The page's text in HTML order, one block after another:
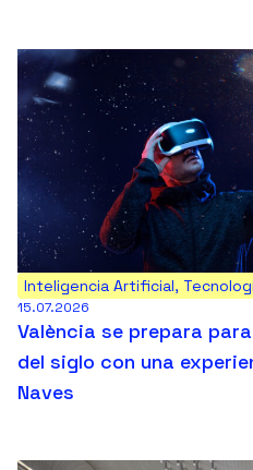
Inteligencia Artificial,
15.07.2026
València se prepara
del siglo con una
Naves